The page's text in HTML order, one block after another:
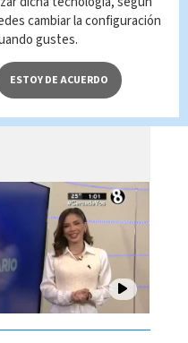
con Paula
2026
cambiar la configuración
gustes.
ESTOY DE ACUERDO